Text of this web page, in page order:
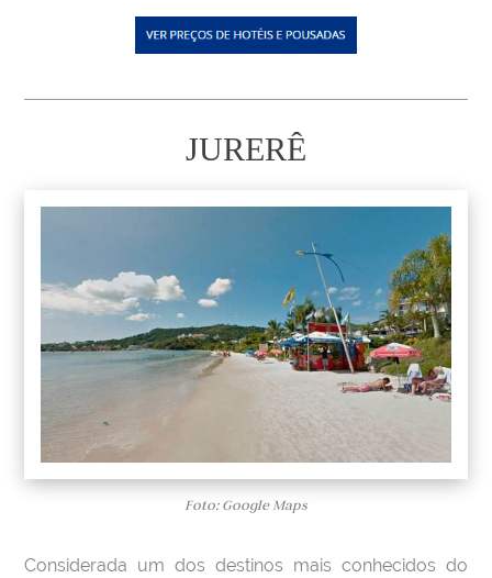
JURERÊ
Foto: Google Maps
Considerada um dos destinos mais conhecidos do